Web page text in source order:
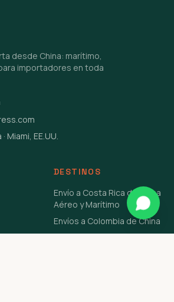
desde China: marítimo,
importadores en toda
Miami, EE.UU.
DESTINOS
Envío a Costa Rica de China
Aéreo y Marítimo
Envíos a Colombia de China